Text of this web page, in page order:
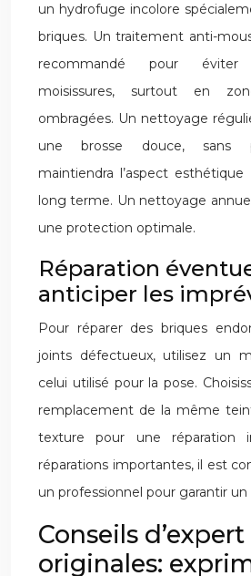
un hydrofuge incolore
briques. Un traitement anti-
recommandé pour éviter
moisissures, surtout en
ombragées. Un nettoyage
une brosse douce, sans
maintiendra l’aspect
long terme. Un nettoyage
une protection optimale.
Réparation
anticiper les
Pour réparer des briques
joints défectueux, utilisez un
celui utilisé pour la pose.
remplacement de la même
texture pour une réparation
réparations importantes, il est
un professionnel pour garantir
Conseils
originales: